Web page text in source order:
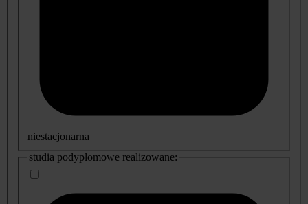
niestacjonarna
studia podyplomowe realizowane: